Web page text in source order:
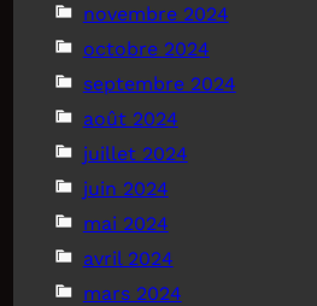
novembre 2024
octobre 2024
septembre 2024
août 2024
juillet 2024
juin 2024
mai 2024
avril 2024
mars 2024